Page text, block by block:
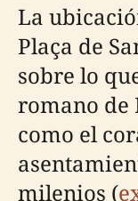
La
Plaça de
sobre lo
romano de
como el
milenios (